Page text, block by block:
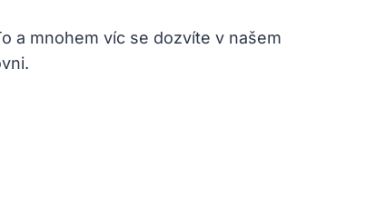
a mnohem víc se dozvíte v našem